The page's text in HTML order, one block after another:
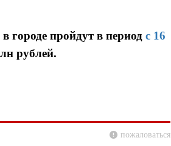
городе пройдут в период с 16
рублей.
пожаловаться